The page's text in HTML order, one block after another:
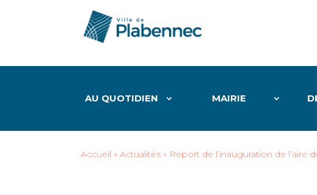
AU QUOTIDIEN MAIRIE
Accueil » Actualités » Report de l’inauguration de